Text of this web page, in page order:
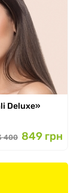
Deluxe»
400 849 грн